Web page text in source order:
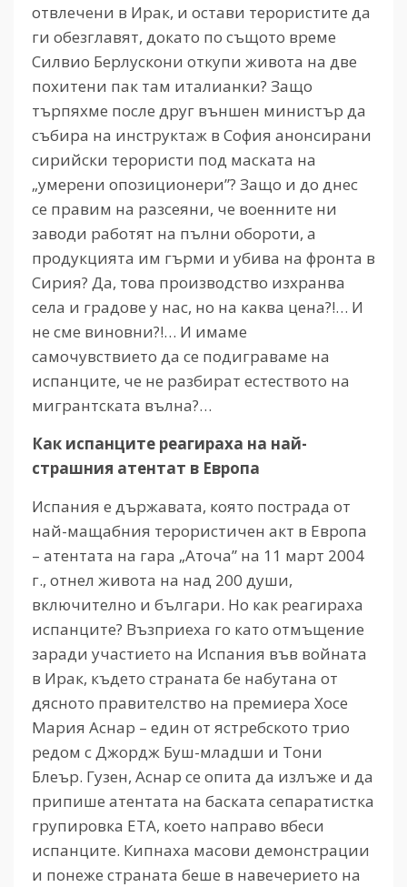
отвлечени в Ирак, и остави терористите да
ги обезглавят, докато по същото време
Силвио Берлускони откупи живота на две
похитени пак там италианки? Защо
търпяхме после друг външен министър да
събира на инструктаж в София анонсирани
сирийски терористи под маската на
„умерени опозиционери”? Защо и до днес
се правим на разсеяни, че военните ни
заводи работят на пълни обороти, а
продукцията им гърми и убива на фронта в
Сирия? Да, това производство изхранва
села и градове у нас, но на каква цена?!… И
не сме виновни?!… И имаме
самочувствието да се подиграваме на
испанците, че не разбират естеството на
мигрантската вълна?…
Как испанците реагираха на най-
страшния атентат в Европа
Испания е държавата, която пострада от
най-мащабния терористичен акт в Европа
– атентата на гара „Аточа” на 11 март 2004
г., отнел живота на над 200 души,
включително и българи. Но как реагираха
испанците? Възприеха го като отмъщение
заради участието на Испания във войната
в Ирак, където страната бе набутана от
дясното правителство на премиера Хосе
Мария Аснар – един от ястребското трио
редом с Джордж Буш-младши и Тони
Блеър. Гузен, Аснар се опита да излъже и да
припише атентата на баската сепаратистка
групировка ЕТА, което направо вбеси
испанците. Кипнаха масови демонстрации
и понеже страната беше в навечерието на